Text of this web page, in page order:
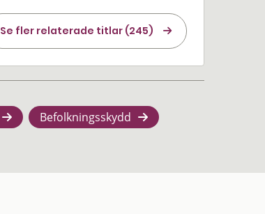
Se fler relaterade titlar (245)
Befolkningsskydd